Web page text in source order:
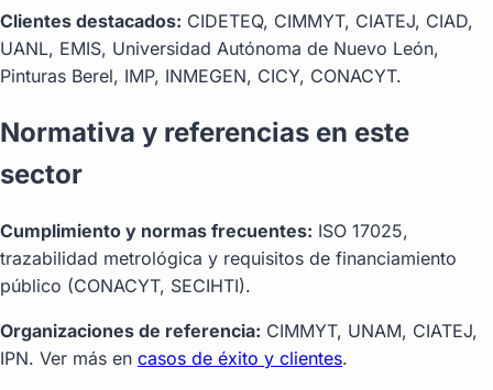
Clientes destacados: CIDETEQ, CIMMYT, CIATEJ, CIAD,
UANL, EMIS, Universidad Autónoma de Nuevo León,
Pinturas Berel, IMP, INMEGEN, CICY, CONACYT.
Normativa y referencias en este
sector
Cumplimiento y normas frecuentes: ISO 17025,
trazabilidad metrológica y requisitos de financiamiento
público (CONACYT, SECIHTI).
Organizaciones de referencia: CIMMYT, UNAM, CIATEJ,
IPN. Ver más en casos de éxito y clientes.